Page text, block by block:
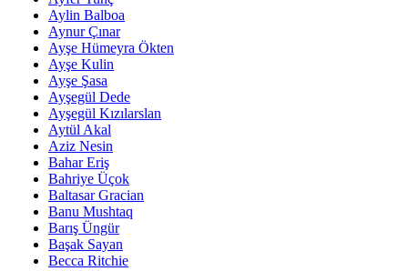
Aylin Balboa
Aynur Çınar
Ayşe Hümeyra Ökten
Ayşe Kulin
Ayşe Şasa
Ayşegül Dede
Ayşegül Kızılarslan
Aytül Akal
Aziz Nesin
Bahar Eriş
Bahriye Üçok
Baltasar Gracian
Banu Mushtaq
Barış Üngür
Başak Sayan
Becca Ritchie